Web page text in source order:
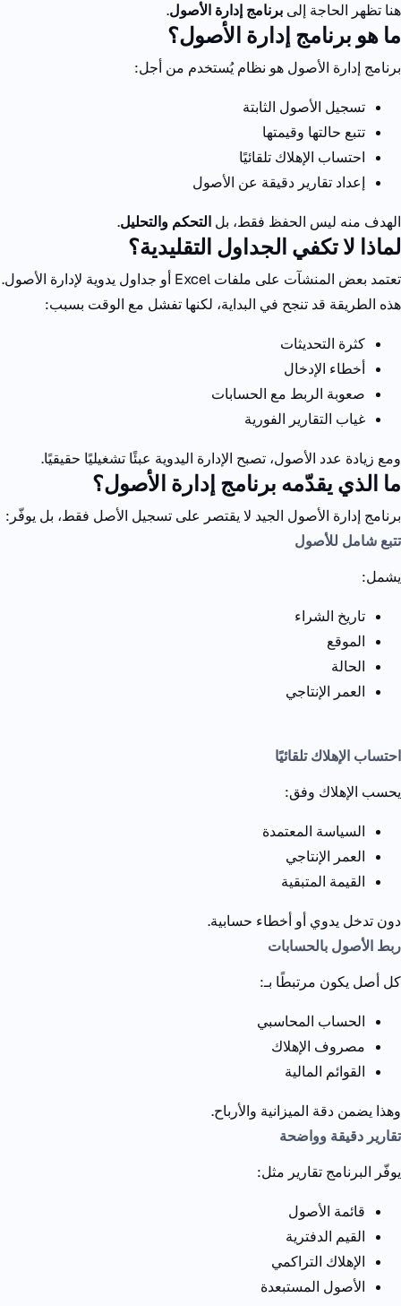
هنا تظهر الحاجة إلى برنامج إدارة الأصول.
ما هو برنامج إدارة الأصول؟
برنامج إدارة الأصول هو نظام يُستخدم من أجل:
تسجيل الأصول الثابتة
تتبع حالتها وقيمتها
احتساب الإهلاك تلقائيًا
إعداد تقارير دقيقة عن الأصول
الهدف منه ليس الحفظ فقط، بل التحكم والتحليل.
لماذا لا تكفي الجداول التقليدية؟
تعتمد بعض المنشآت على ملفات Excel أو جداول يدوية لإدارة الأصول.
هذه الطريقة قد تنجح في البداية، لكنها تفشل مع الوقت بسبب:
كثرة التحديثات
أخطاء الإدخال
صعوبة الربط مع الحسابات
غياب التقارير الفورية
ومع زيادة عدد الأصول، تصبح الإدارة اليدوية عبئًا تشغيليًا حقيقيًا.
ما الذي يقدّمه برنامج إدارة الأصول؟
برنامج إدارة الأصول الجيد لا يقتصر على تسجيل الأصل فقط، بل يوفّر:
تتبع شامل للأصول
يشمل:
تاريخ الشراء
الموقع
الحالة
العمر الإنتاجي
احتساب الإهلاك تلقائيًا
يحسب الإهلاك وفق:
السياسة المعتمدة
العمر الإنتاجي
القيمة المتبقية
دون تدخل يدوي أو أخطاء حسابية.
ربط الأصول بالحسابات
كل أصل يكون مرتبطًا بـ:
الحساب المحاسبي
مصروف الإهلاك
القوائم المالية
وهذا يضمن دقة الميزانية والأرباح.
تقارير دقيقة وواضحة
يوفّر البرنامج تقارير مثل:
قائمة الأصول
القيم الدفترية
الإهلاك التراكمي
الأصول المستبعدة